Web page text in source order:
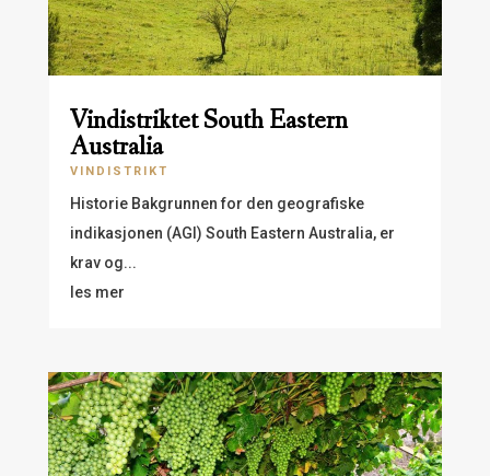
Vindistriktet South Eastern
Australia
VINDISTRIKT
Historie Bakgrunnen for den geografiske
indikasjonen (AGI) South Eastern Australia, er
krav og...
les mer